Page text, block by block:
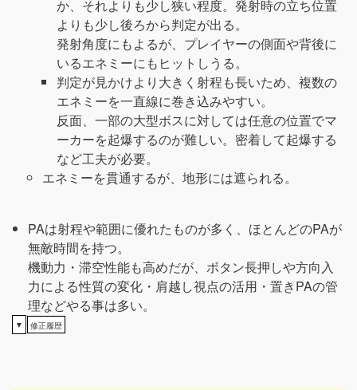
か、それよりも少し狭い程度。発射時の立ち位置
よりも少し後ろから判定が出る。
発射角度にもよるが、プレイヤーの側面や背後に
いるエネミーにもヒットしうる。
判定が見かけより大きく射程も長いため、複数の
エネミーを一直線に巻き込みやすい。
反面、一部の大型ボスに対しては任意の位置でマ
ーカーを起爆するのが難しい。密着して起爆する
など工夫が必要。
エネミーを貫通するが、地形には遮られる。
PAは射程や範囲に優れたものが多く、ほとんどのPAが
無敵時間を持つ。
機動力・滞空性能も高めだが、ボタン長押しや方向入
力による性質の変化・肩越し視点の活用・置きPAの管
理などやる事は多い。
▼ 修正履歴